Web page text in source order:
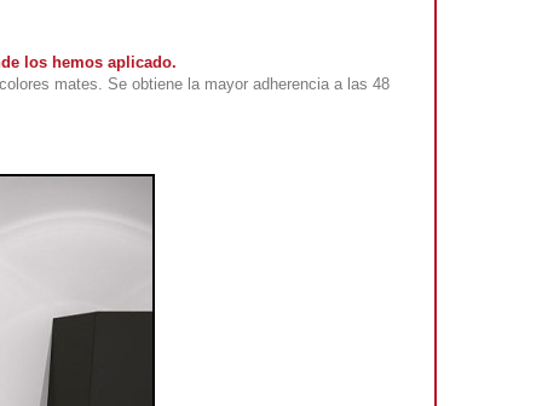
los hemos aplicado.
mates. Se obtiene la mayor adherencia a las 48